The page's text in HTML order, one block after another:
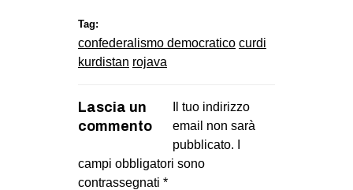
AFRICA
AMERICHE
EUROPA
MEDIO ORIENTE
MONDO
Tag:
confederalismo democratico curdi
kurdistan rojava
Lascia un
commento
Il tuo indirizzo
email non sarà
pubblicato.
campi obbligatori sono
contrassegnati *